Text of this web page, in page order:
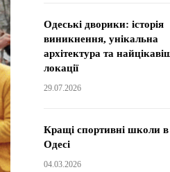
Одеські дворики: історія
виникнення, унікальна
архітектура та
локації
29.07.2026
Кращі спортивні школи в
Одесі
04.03.2026